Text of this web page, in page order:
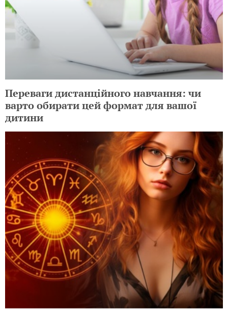
Переваги дистанційного навчання: чи
варто обирати цей формат для вашої
дитини